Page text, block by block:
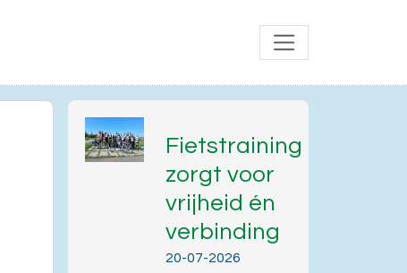
Fietstraining
zorgt voor
vrijheid én
verbinding
20-07-2026